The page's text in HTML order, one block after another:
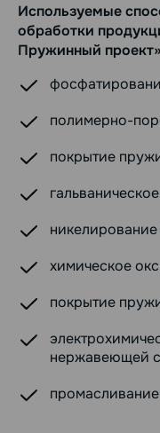
Используемые
обработки
Пружинный
полимерно-
покрытие
химическое
покрытие
нержавеющей